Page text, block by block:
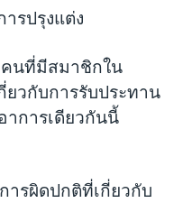
รปรุงแต่ง
คนที่มีสมาชิกใน
วกับการรับประทาน
าการเดียวกันนี้
ารผิดปกติที่เกี่ยวกับ